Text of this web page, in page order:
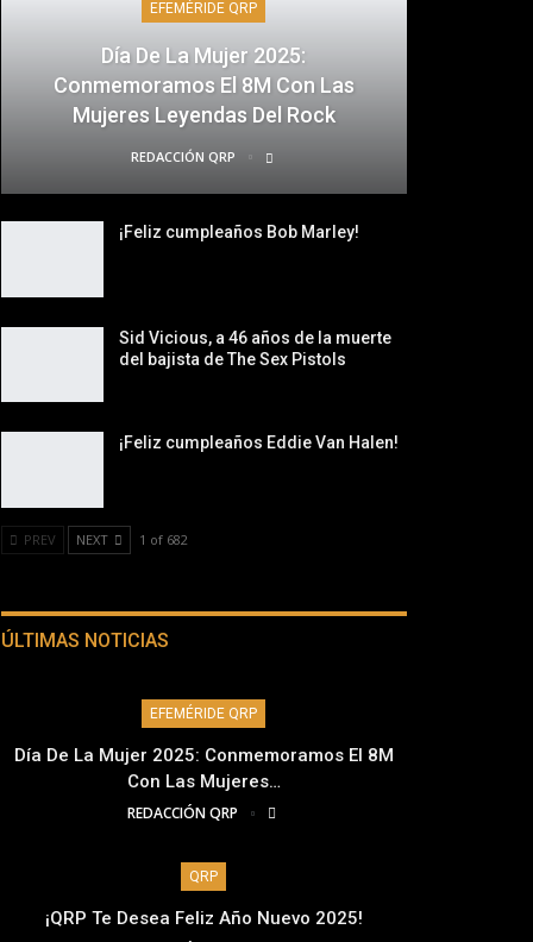
EFEMÉRIDE QRP
Día De La Mujer 2025:
Conmemoramos El 8M Con Las
Mujeres Leyendas Del Rock
REDACCIÓN QRP
¡Feliz cumpleaños Bob Marley!
Sid Vicious, a 46 años de la muerte
del bajista de The Sex Pistols
¡Feliz cumpleaños Eddie Van Halen!
PREV NEXT 1 of 682
ÚLTIMAS NOTICIAS
EFEMÉRIDE QRP
Día De La Mujer 2025: Conmemoramos El 8M
Con Las Mujeres…
REDACCIÓN QRP
QRP
¡QRP Te Desea Feliz Año Nuevo 2025!